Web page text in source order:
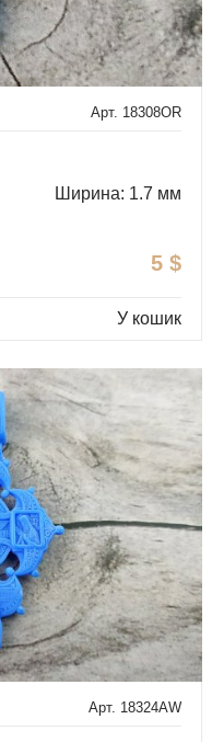
Арт. 18308OR
Ширина: 1.7 мм
5 $
У кошик
Арт. 18324AW